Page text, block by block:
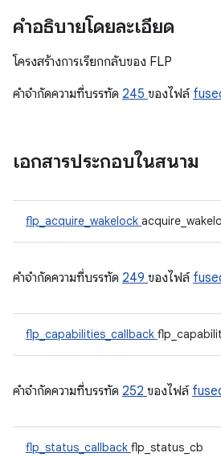
คำอธิบายโดยละเอียด
โครงสร้างการเรียกกลับของ FLP
คําจํากัดความที่บรรทัด 245 ของไฟล์
เอกสารประกอบในสนาม
flp_acquire_wakelock
คําจํากัดความที่บรรทัด 249 ของไฟล์
flp_capabilities_callback
คําจํากัดความที่บรรทัด 252 ของไฟล์
flp_status_callback flp_status_cb